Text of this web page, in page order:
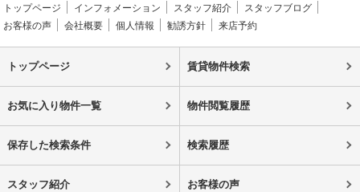
トップページ インフォメーション スタッフ紹介
スタッフブログ
お客様の声
会社概要 個人情報 勧誘方針 来店予約
トップページ 賃貸物件検索
お気に入り物件一覧 物件閲覧履歴
保存した検索条件 検索履歴
スタッフ紹介 お客様の声